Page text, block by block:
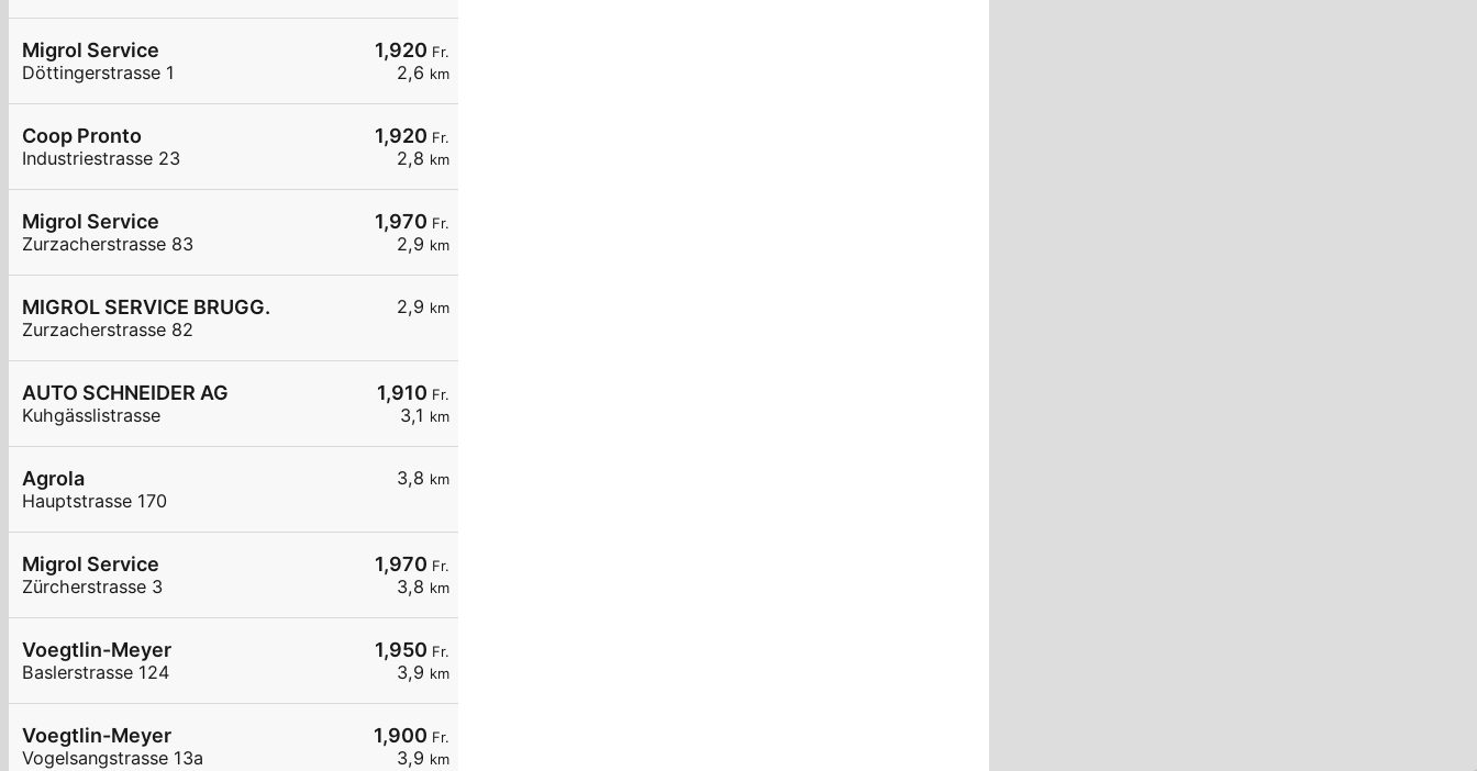
1,920 Fr.
2,6 km
Migrol Service
Döttingerstrasse 1
1,920 Fr.
2,8 km
Coop Pronto
Industriestrasse 23
1,970 Fr.
2,9 km
Migrol Service
Zurzacherstrasse 83
2,9 km
MIGROL SERVICE BRUGG.
Zurzacherstrasse 82
1,910 Fr.
3,1 km
AUTO SCHNEIDER AG
Kuhgässlistrasse
3,8 km
Agrola
Hauptstrasse 170
1,970 Fr.
3,8 km
Migrol Service
Zürcherstrasse 3
1,950 Fr.
3,9 km
Voegtlin-Meyer
Baslerstrasse 124
1,900 Fr.
3,9 km
Voegtlin-Meyer
Vogelsangstrasse 13a